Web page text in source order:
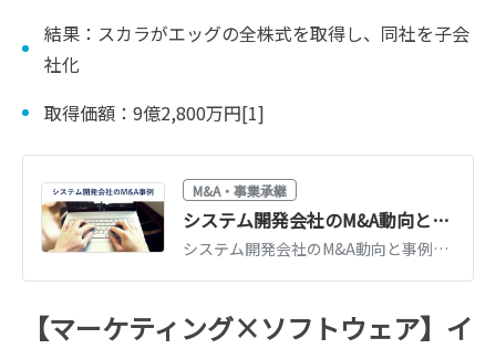
結果：スカラがエッグの全株式を取得し、同社を子会
社化
取得価額：9億2,800万円[1]
M&A・事業承継
システム開発会社のM&A動向と事例30選｜再編の背景と評価ポイント
システム開発会社のM&A動向と事例30選を紹介。IT人材不足・DX需要を背景とした再編の流れ、買い手が評価するポイント、売却相場の考え方を解説します。
【マーケティング×ソフトウェア】イ